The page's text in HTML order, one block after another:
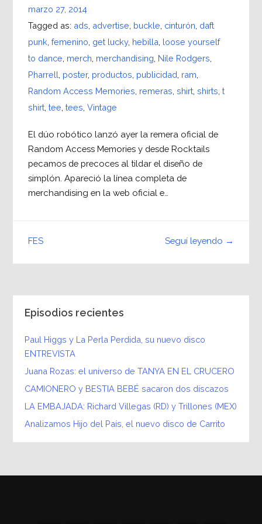
marzo 27, 2014
Tagged as: ads advertise buckle cinturón daft
punk femenino get lucky, hebilla loose yourself
to dance merch merchandising Nile Rodgers
Pharrell poster, productos publicidad ram
Random Access Memories remeras shirt, shirts t
shirt, tee tees Vintage
El dúo robótico lanzó ayer la remera oficial de
Random Access Memories y desde Rocktails
pecamos de precoces al tildar el diseño de
simplón. Apareció la línea completa de
merchandising en la web oficial e…
Seguí leyendo →
FES
Episodios recientes
Paul Higgs y La Perla Perdida, su nuevo disco
ENTREVISTA
Juana Rozas: el universo de TANYA EN EL CRUCERO
CAMIONERO y BESTIA BEBÉ sacaron dos discazos
LA EMBAJADA: Richard Villegas (RD) y Trillones (MEX)
Analizamos Hijo del País, el nuevo disco de Carrito